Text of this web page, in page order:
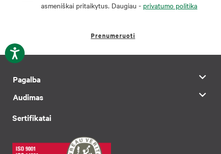
asmeniškai pritaikytus. Daugiau - privatumo politika
Prenumeruoti
Pagalba
Audimas
Sertifikatai